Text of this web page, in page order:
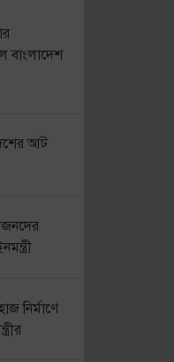
বাংলাদেশ
আট
নির্মাণে